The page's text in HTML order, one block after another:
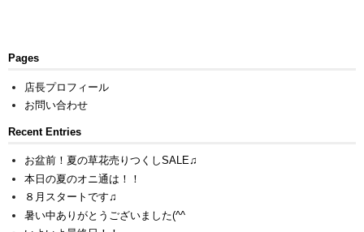
Pages
店長プロフィール
お問い合わせ
Recent Entries
お盆前！夏の草花売りつくしSALE♫
本日の夏のオニ通は！！
８月スタートです♫
暑い中ありがとうございました(^^ゞ